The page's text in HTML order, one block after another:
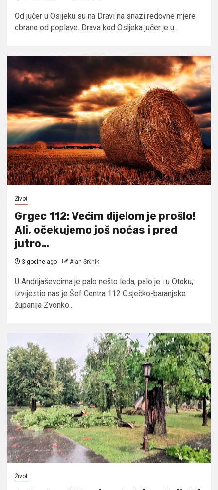
Od jučer u Osijeku su na Dravi na snazi redovne mjere
obrane od poplave. Drava kod Osijeka jučer je u...
Život
Grgec 112: Većim dijelom je prošlo!
Ali, očekujemo još noćas i pred
jutro…
3 godine ago Alan Srčnik
U Andrijaševcima je palo nešto leda, palo je i u Otoku,
izvijestio nas je Šef Centra 112 Osječko-baranjske
županija Zvonko...
Život